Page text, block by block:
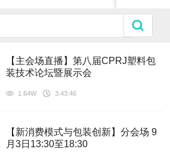
【主会场直播】第八届CPRJ塑料包
装技术论坛暨展示会
1.64W 3:43:46
【新消费模式与包装创新】分会场 9
月3日13:30至18:30